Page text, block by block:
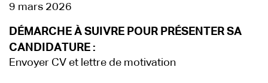
9 mars 2026
DÉMARCHE À SUIVRE POUR PRÉSENTER SA
CANDIDATURE :
Envoyer CV et lettre de motivation